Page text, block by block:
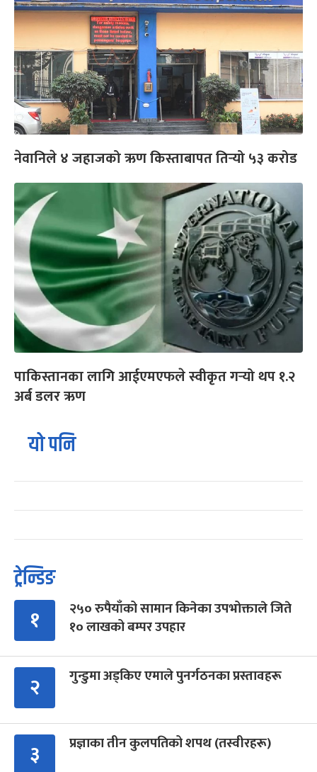
नेवानिले ४ जहाजको ऋण किस्ताबापत तिर्‍यो ५३ करोड
पाकिस्तानका लागि आईएमएफले स्वीकृत गर्‍यो थप १.२
अर्ब डलर ऋण
यो पनि
ट्रेन्डिङ
१
२५० रुपैयाँको सामान किनेका उपभोक्ताले जिते
१० लाखको बम्पर उपहार
२ गुन्डुमा अड्किए एमाले पुनर्गठनका प्रस्तावहरू
३ प्रज्ञाका तीन कुलपतिको शपथ (तस्वीरहरू)